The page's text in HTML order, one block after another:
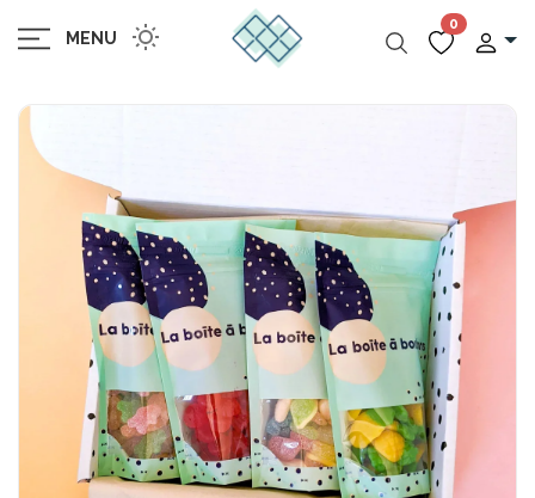
MENU
0